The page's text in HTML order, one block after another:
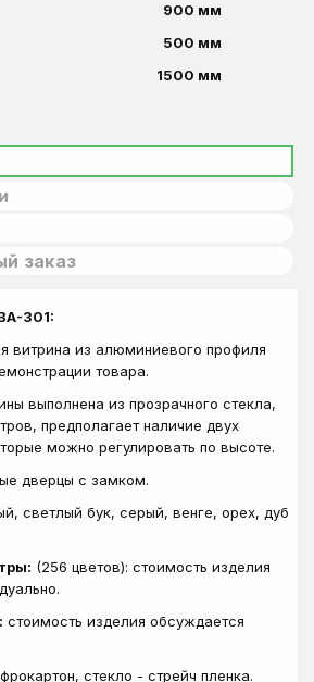
900 мм
500 мм
1500 мм
заказ
301:
витрина из алюминиевого профиля
товара.
выполнена из прозрачного стекла,
предполагает наличие двух
можно регулировать по высоте.
дверцы с замком.
светлый бук, серый, венге, орех, дуб
(256 цветов): стоимость изделия
стоимость изделия обсуждается
стекло - стрейч пленка.